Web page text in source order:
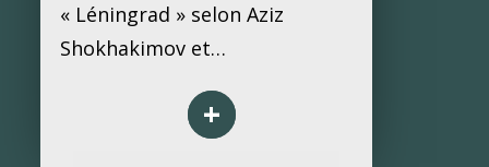
« Léningrad » selon Aziz
Shokhakimov et…
+